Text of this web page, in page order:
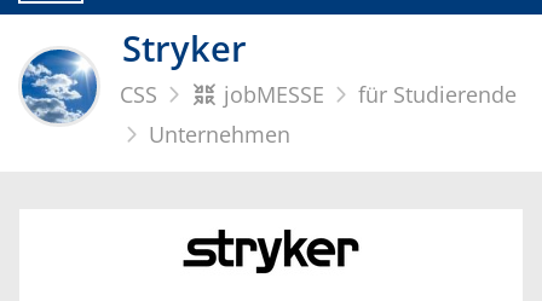
Stryker
CSS jobMESSE
für Studierende
Unternehmen